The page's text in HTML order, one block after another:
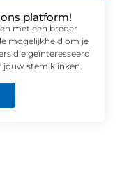
platform!
met een breder
mogelijkheid om je
die geïnteresseerd
stem klinken.